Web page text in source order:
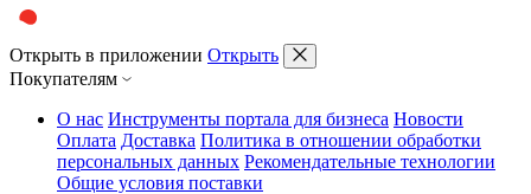
Открыть в приложении Открыть
Покупателям
О нас Инструменты портала для бизнеса Новости
Оплата Доставка Политика в отношении обработки
персональных данных Рекомендательные технологии
Общие условия поставки